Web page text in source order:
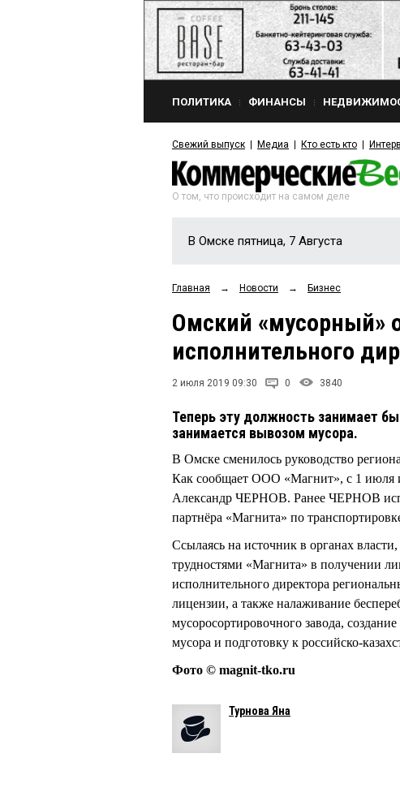
ПОЛИТИКА ФИНАНСЫ
Свежий выпуск Медиа Кто есть кто
О том, что происходит на самом деле
В Омске пятница, 7 Августа
Главная → Новости → Бизнес
Омский «мусорный»
исполнительного
2 июля 2019 09:30 0 3840
Теперь эту должность занимает
занимается вывозом мусора.
В Омске сменилось руководство
Как сообщает ООО «Магнит», с 1 июля
Александр ЧЕРНОВ. Ранее ЧЕРНОВ
партнёра «Магнита» по
Ссылаясь на источник в органах
трудностями «Магнита» в получении
исполнительного директора
лицензии, а также налаживание
мусоросортировочного завода,
мусора и подготовку к российско-
Фото © magnit-tko.ru
Турнова Яна